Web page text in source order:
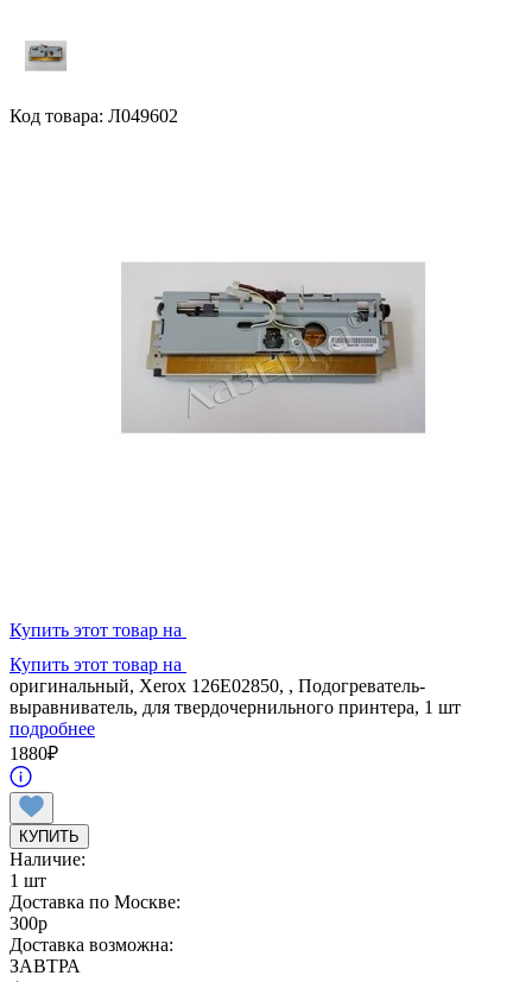
Код товара: Л049602
Купить этот товар на
Купить этот товар на
оригинальный, Xerox 126E02850, , Подогреватель-
выравниватель, для твердочернильного принтера, 1 шт
подробнее
1880₽
КУПИТЬ
Наличие:
1 шт
Доставка по Москве:
300p
Доставка возможна:
ЗАВТРА